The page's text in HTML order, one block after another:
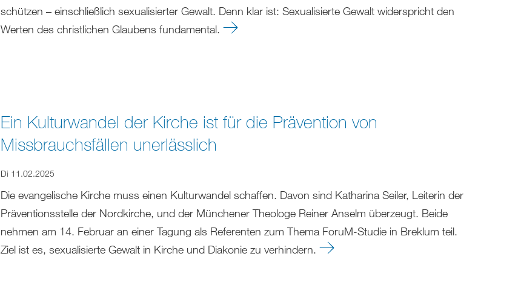
schützen – einschließlich sexualisierter Gewalt. Denn klar ist: Sexualisierte Gewalt widerspricht den
Werten des christlichen Glaubens fundamental.
Ein Kulturwandel der Kirche ist für die Prävention von
Missbrauchsfällen unerlässlich
Di 11.02.2025
Die evangelische Kirche muss einen Kulturwandel schaffen. Davon sind Katharina Seiler, Leiterin der
Präventionsstelle der Nordkirche, und der Münchener Theologe Reiner Anselm überzeugt. Beide
nehmen am 14. Februar an einer Tagung als Referenten zum Thema ForuM-Studie in Breklum teil.
Ziel ist es, sexualisierte Gewalt in Kirche und Diakonie zu verhindern.